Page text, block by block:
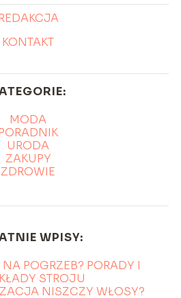
KONTAKT
MODA
URODA
ZAKUPY
ZDROWIE
WPISY:
POGRZEB? PORADY I
STROJU
NISZCZY WŁOSY?